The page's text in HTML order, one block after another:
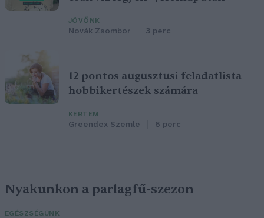
JÖVŐNK
Novák Zsombor 3 perc
12 pontos augusztusi feladatlista
hobbikertészek számára
KERTEM
Greendex Szemle 6 perc
Nyakunkon a parlagfű-szezon
EGÉSZSÉGÜNK